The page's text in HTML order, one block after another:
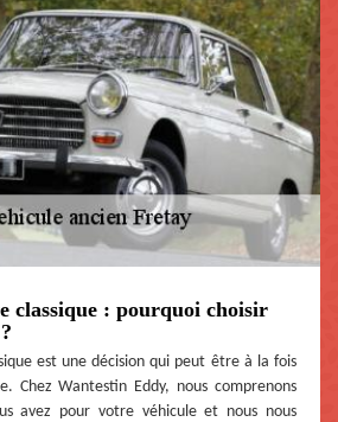
classique : pourquoi choisir
est une décision qui peut être à la fois
Chez Wantestin Eddy, nous comprenons
avez pour votre véhicule et nous nous